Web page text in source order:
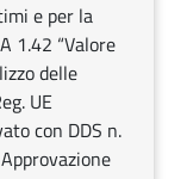
e per la
1.42 “Valore
delle
UE
con DDS n.